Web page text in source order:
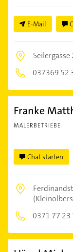
E-Mail
Seilergasse
037369 52
Franke
MALERBETRIEBE
Chat starten
0371 77 23